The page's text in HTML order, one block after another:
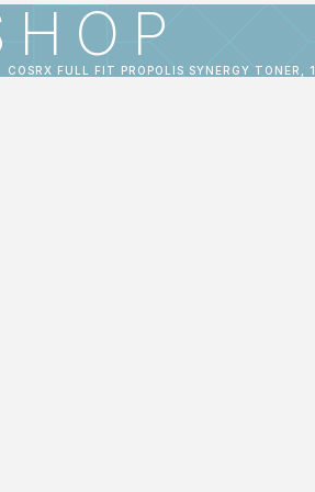
COSRX FULL FIT PROPOLIS SYNERGY TONER,